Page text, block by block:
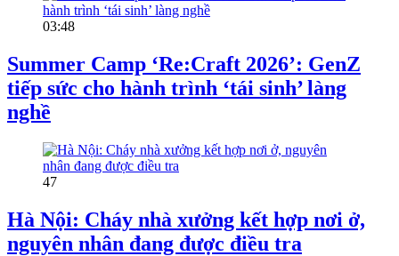
03:48
Summer Camp ‘Re:Craft 2026’: GenZ
tiếp sức cho hành trình ‘tái sinh’ làng
nghề
47
Hà Nội: Cháy nhà xưởng kết hợp nơi ở,
nguyên nhân đang được điều tra